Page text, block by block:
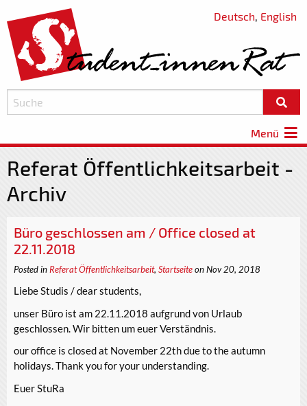
Deutsch, English
Menü
Referat Öffentlichkeitsarbeit -
Archiv
Büro geschlossen am / Office closed at
22.11.2018
Posted inReferat Öffentlichkeitsarbeit, Startseiteon Nov 20, 2018
Liebe Studis / dear students,
unser Büro ist am 22.11.2018 aufgrund von Urlaub
geschlossen. Wir bitten um euer Verständnis.
our office is closed at November 22th due to the autumn
holidays. Thank you for your understanding.
Euer StuRa